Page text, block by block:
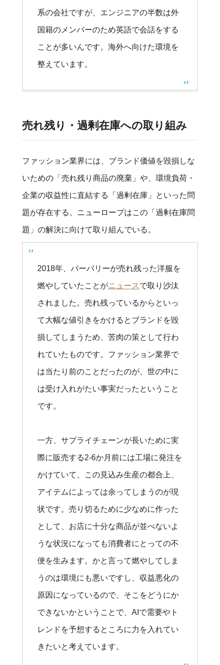
系の会社ですが、エンジニアの半数は外
国籍のメンバーのため英語で会話をする
ことが多いんです。海外へ向けた環境を
整えています。
売れ残り・過剰在庫への取り組み
ファッション業界には、ブランド価値を毀損しな
いための「売れ残り商品の廃棄」や、環境負荷・
企業の収益性に直結する「過剰在庫」といった問
題が存在する。ニューロープはこの「過剰在庫問
題」の解決に向けて取り組んでいる。
2018年、バーバリーが売れ残った洋服を
燃やしていたことがニュース で取り沙汰
されました。売れ残っているからといっ
て大幅な値引きをかけるとブランドを毀
損してしまうため、苦肉の策として行わ
れていたものです。ファッション業界で
は当たり前のことだったのが、世の中に
は受け入れがたい事実だったということ
です。
一方、サプライチェーンが長いために実
際に販売する2-6か月前には工場に発注を
かけていて、この見込み生産の都合上、
アイテムによっては余ってしまうのが現
状です。売り切るために少なめに作った
として、お店に十分な商品が並べないよ
うな状況になっても消費者にとっての不
便を生みます。かと言って燃やしてしま
うのは環境にも悪いですし、収益悪化の
原因になっているので、そこをどうにか
できないかということで、AIで需要やト
レンドを予想するところに力を入れてい
きたいと考えています。